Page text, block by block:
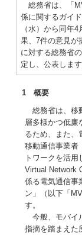
総務省は、「
係に関するガイ
（水）から同年
果、7件の意見が
に対する総務省
定し、公表します
1 概要
総務省は、移
層多様かつ低廉
るため、また、
移動通信事業者
トワークを活
Virtual Network
係る電気通信事
ン」（以下「
す。
今般、モバイ
指摘を踏まえた